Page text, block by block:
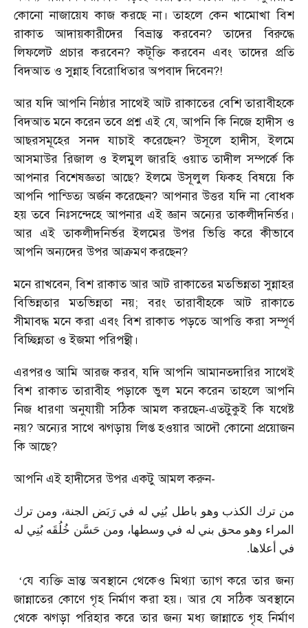
কোনো নাজায়েয কাজ করছে না। তাহলে কেন খামোখা বিশ
রাকাত আদায়কারীদের বিভ্রান্ত করবেন? তাদের বিরুদ্ধে
লিফলেট প্রচার করবেন? কটূক্তি করবেন এবং তাদের প্রতি
বিদআত ও সুন্নাহ বিরোধিতার অপবাদ দিবেন?!
আর যদি আপনি নিষ্ঠার সাথেই আট রাকাতের বেশি তারাবীহকে
বিদআত মনে করেন তবে প্রশ্ন এই যে, আপনি কি নিজে হাদীস ও
আছরসমূহের সনদ যাচাই করেছেন? উসূলে হাদীস, ইলমে
আসমাউর রিজাল ও ইলমুল জারহি ওয়াত তাদীল সম্পর্কে কি
আপনার বিশেষজ্ঞতা আছে? ইলমে উসূলুল ফিকহ বিষয়ে কি
আপনি পান্ডিত্য অর্জন করেছেন? আপনার উত্তর যদি না বোধক
হয় তবে নিঃসন্দেহে আপনার এই জ্ঞান অন্যের তাকলীদনির্ভর।
আর এই তাকলীদনির্ভর ইলমের উপর ভিত্তি করে কীভাবে
আপনি অন্যদের উপর আক্রমণ করছেন?
মনে রাখবেন, বিশ রাকাত আর আট রাকাতের মতভিন্নতা সুন্নাহর
বিভিন্নতার মতভিন্নতা নয়; বরং তারাবীহকে আট রাকাতে
সীমাবদ্ধ মনে করা এবং বিশ রাকাত পড়তে আপত্তি করা সম্পূর্ণ
বিচ্ছিন্নতা ও ইজমা পরিপন্থী।
এরপরও আমি আরজ করব, যদি আপনি আমানতদারির সাথেই
বিশ রাকাত তারাবীহ পড়াকে ভুল মনে করেন তাহলে আপনি
নিজ ধারণা অনুযায়ী সঠিক আমল করছেন-এতটুকুই কি যথেষ্ট
নয়? অন্যের সাথে ঝগড়ায় লিপ্ত হওয়ার আদৌ কোনো প্রয়োজন
কি আছে?
আপনি এই হাদীসের উপর একটু আমল করুন-
من ترك الكذب وهو باطل بُنِي له في رَبَض الجنة، ومن ترك
المراء وهو محق بني له في وسطها، ومن حَسَّن خُلُقَه بُنِي له
في أعلاها.
‘যে ব্যক্তি ভ্রান্ত অবস্থানে থেকেও মিথ্যা ত্যাগ করে তার জন্য
জান্নাতের কোণে গৃহ নির্মাণ করা হয়। আর যে সঠিক অবস্থানে
থেকে ঝগড়া পরিহার করে তার জন্য মধ্য জান্নাতে গৃহ নির্মাণ